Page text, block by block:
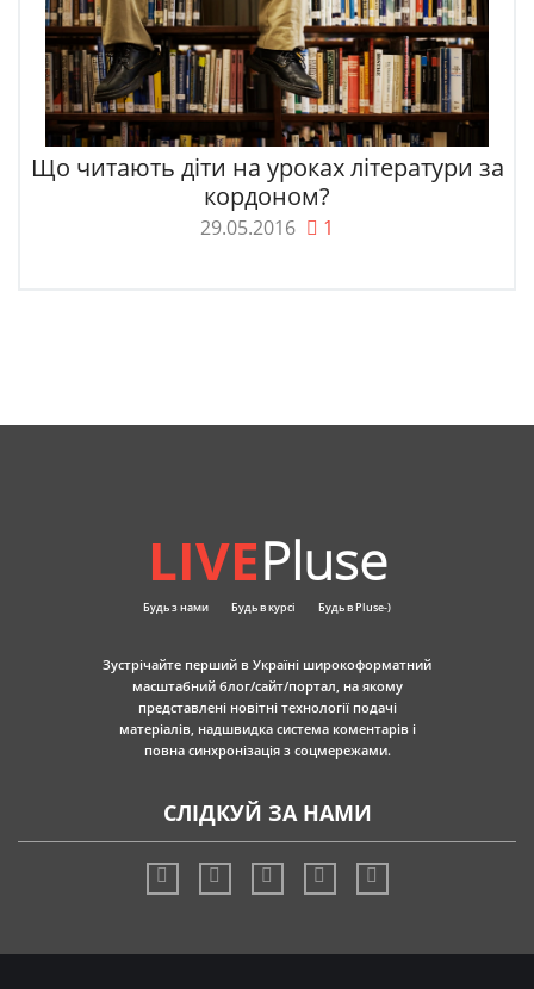
Що читають діти на уроках літератури за
кордоном?
29.05.2016 1
LIVEPluse
Будь з нами Будь в курсі Будь в Pluse-)
Зустрічайте перший в Україні широкоформатний
масштабний блог/сайт/портал, на якому
представлені новітні технології подачі
матеріалів, надшвидка система коментарів і
повна синхронізація з соцмережами.
СЛІДКУЙ ЗА НАМИ